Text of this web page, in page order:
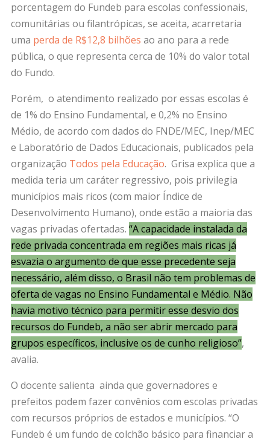
porcentagem do Fundeb para escolas confessionais,
comunitárias ou filantrópicas, se aceita, acarretaria
uma perda de R$12,8 bilhões ao ano para a rede
pública, o que representa cerca de 10% do valor total
do Fundo.
Porém, o atendimento realizado por essas escolas é
de 1% do Ensino Fundamental, e 0,2% no Ensino
Médio, de acordo com dados do FNDE/MEC, Inep/MEC
e Laboratório de Dados Educacionais, publicados pela
organização Todos pela Educação. Grisa explica que a
medida teria um caráter regressivo, pois privilegia
municípios mais ricos (com maior Índice de
Desenvolvimento Humano), onde estão a maioria das
vagas privadas ofertadas. “A capacidade instalada da
rede privada concentrada em regiões mais ricas já
esvazia o argumento de que esse precedente seja
necessário, além disso, o Brasil não tem problemas de
oferta de vagas no Ensino Fundamental e Médio. Não
havia motivo técnico para permitir esse desvio dos
recursos do Fundeb, a não ser abrir mercado para
grupos específicos, inclusive os de cunho religioso”,
avalia.
O docente salienta ainda que governadores e
prefeitos podem fazer convênios com escolas privadas
com recursos próprios de estados e municípios. “O
Fundeb é um fundo de colchão básico para financiar a